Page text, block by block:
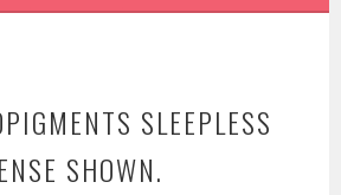
SLEEPLESS
SHOWN.